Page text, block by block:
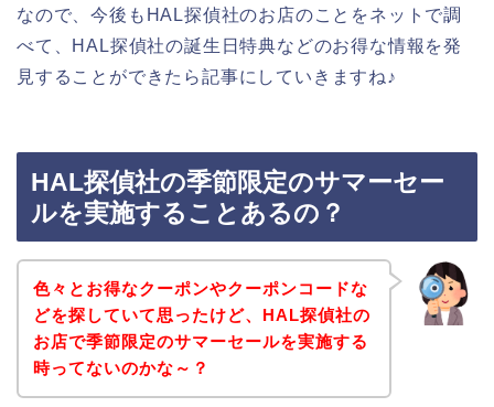
なので、今後もHAL探偵社のお店のことをネットで調
べて、HAL探偵社の誕生日特典などのお得な情報を発
見することができたら記事にしていきますね♪
HAL探偵社の季節限定のサマーセー
ルを実施することあるの？
色々とお得なクーポンやクーポンコードな
どを探していて思ったけど、HAL探偵社の
お店で季節限定のサマーセールを実施する
時ってないのかな～？